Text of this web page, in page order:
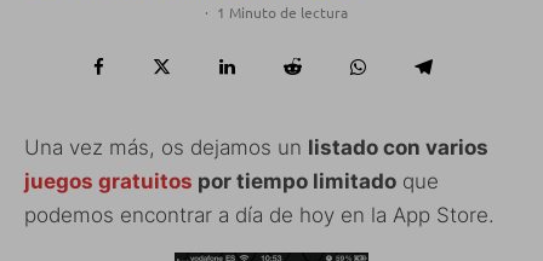
· 1 Minuto de lectura
Una vez más, os dejamos un listado con varios
juegos gratuitos por tiempo limitado que
podemos encontrar a día de hoy en la App Store.